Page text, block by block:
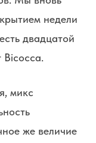
недели
двадцатой
Bicocca.
микс
же величие